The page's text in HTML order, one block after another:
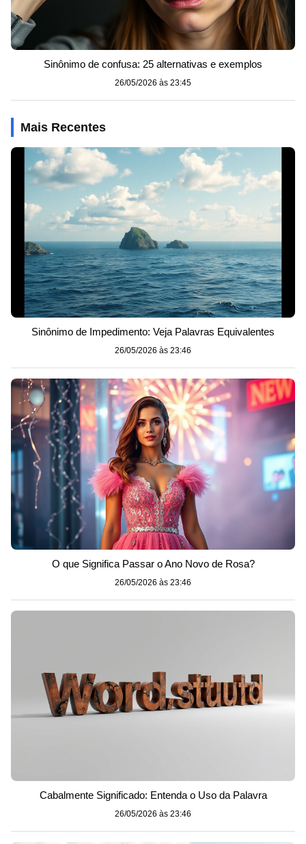
Sinônimo de confusa: 25 alternativas e exemplos
26/05/2026 às 23:45
Mais Recentes
Sinônimo de Impedimento: Veja Palavras Equivalentes
26/05/2026 às 23:46
O que Significa Passar o Ano Novo de Rosa?
26/05/2026 às 23:46
Cabalmente Significado: Entenda o Uso da Palavra
26/05/2026 às 23:46